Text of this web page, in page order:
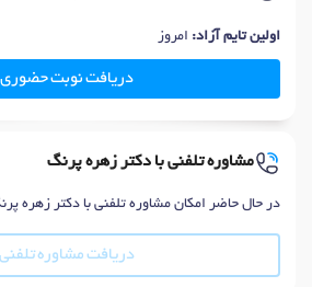
اولین تایم آزاد: امروز
دریافت نوبت حضوری
مشاوره تلفنی با دکتر زهره پرنگ
در حال حاضر امکان مشاوره تلفنی با دکتر زهره
دریافت مشاوره تلفنی